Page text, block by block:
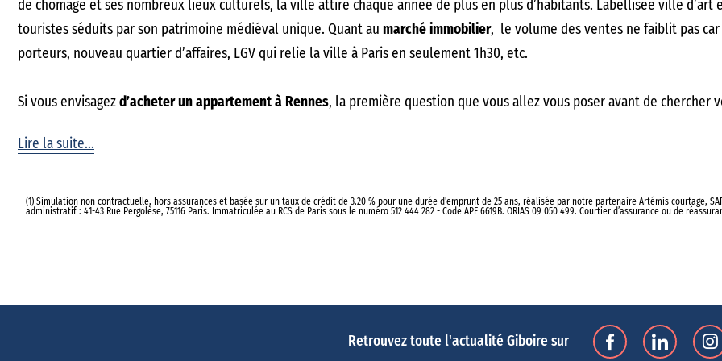
de chômage et ses nombreux lieux culturels, la ville attire chaque année de plus en plus d’habitants. Labellisée ville d’art
touristes séduits par son patrimoine médiéval unique. Quant au marché immobilier, le volume des ventes ne faiblit pas
porteurs, nouveau quartier d’affaires, LGV qui relie la ville à Paris en seulement 1h30, etc.
Si vous envisagez d’acheter un appartement à Rennes, la première question que vous allez vous poser avant de
et de loisirs, les lieux de culture, les bars et les restaurants.
Dans quel quartier acheter son appartement à Rennes ?
Si vous travaillez dans l’hypercentre, que vous aimez faire du shopping et profiter des terrasses, alorsacheter un
Lire la suite...
(1) Simulation non contractuelle, hors assurances et basée sur un taux de crédit de 3.20 % pour une durée d'emprunt de 25 ans, réalisée par notre partenaire Artémis courtage,
administratif : 41-43 Rue Pergolèse, 75116 Paris. Immatriculée au RCS de Paris sous le numéro 512 444 282 - Code APE 6619B. ORIAS 09 050 499. Courtier d’assurance ou de
Retrouvez toute l'actualité Giboire sur